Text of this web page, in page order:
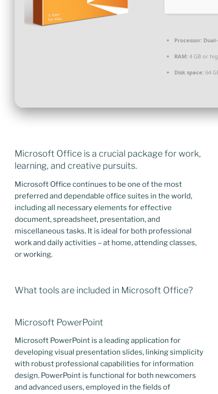
Processor:
RAM: 4 GB or
Disk space: 64
Microsoft Office is a crucial package for work,
learning, and creative pursuits.
Microsoft Office continues to be one of the most
preferred and dependable office suites in the world,
including all necessary elements for effective
document, spreadsheet, presentation, and
miscellaneous tasks. It is ideal for both professional
work and daily activities – at home, attending classes,
or working.
What tools are included in Microsoft Office?
Microsoft PowerPoint
Microsoft PowerPoint is a leading application for
developing visual presentation slides, linking simplicity
with robust professional capabilities for information
design. PowerPoint is functional for both newcomers
and advanced users, employed in the fields of